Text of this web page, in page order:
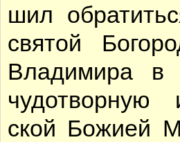
шил
свя­той
Вла­ди­ми­ра в
ской Бо­жи­ей